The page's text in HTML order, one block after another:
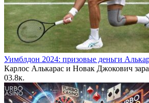
Уимблдон 2024: призовые деньги
Карлос Алькарас и Новак Джокович
03.8к.